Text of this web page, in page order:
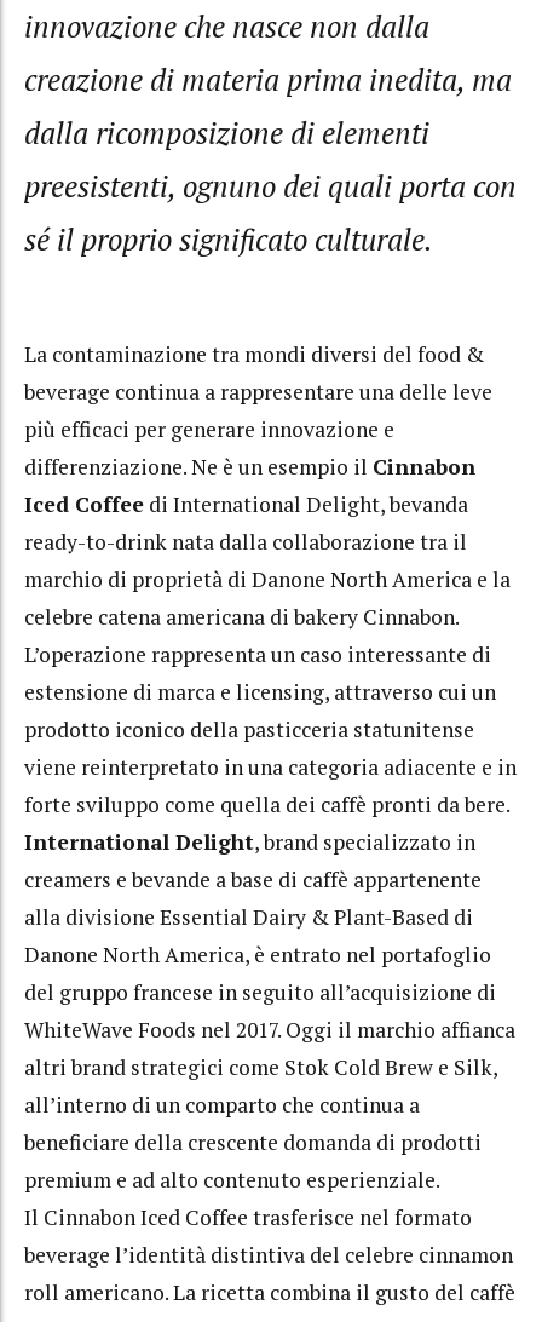
innovazione che nasce non dalla
creazione di materia prima inedita, ma
dalla ricomposizione di elementi
preesistenti, ognuno dei quali porta con
sé il proprio significato culturale.
La contaminazione tra mondi diversi del food &
beverage continua a rappresentare una delle leve
più efficaci per generare innovazione e
differenziazione. Ne è un esempio il Cinnabon
Iced Coffee di International Delight, bevanda
ready-to-drink nata dalla collaborazione tra il
marchio di proprietà di Danone North America e la
celebre catena americana di bakery Cinnabon.
L’operazione rappresenta un caso interessante di
estensione di marca e licensing, attraverso cui un
prodotto iconico della pasticceria statunitense
viene reinterpretato in una categoria adiacente e in
forte sviluppo come quella dei caffè pronti da bere.
International Delight, brand specializzato in
creamers e bevande a base di caffè appartenente
alla divisione Essential Dairy & Plant-Based di
Danone North America, è entrato nel portafoglio
del gruppo francese in seguito all’acquisizione di
WhiteWave Foods nel 2017. Oggi il marchio affianca
altri brand strategici come Stok Cold Brew e Silk,
all’interno di un comparto che continua a
beneficiare della crescente domanda di prodotti
premium e ad alto contenuto esperienziale.
Il Cinnabon Iced Coffee trasferisce nel formato
beverage l’identità distintiva del celebre cinnamon
roll americano. La ricetta combina il gusto del caffè